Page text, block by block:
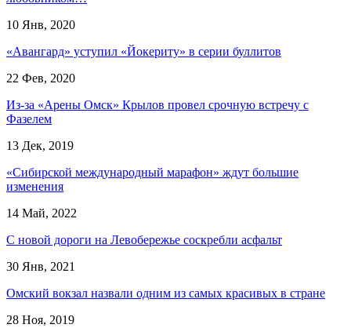
10 Янв, 2020
«Авангард» уступил «Йокериту» в серии буллитов
22 Фев, 2020
Из-за «Арены Омск» Крылов провел срочную встречу с
Фазелем
13 Дек, 2019
«Сибирской международный марафон» ждут большие
изменения
14 Май, 2022
С новой дороги на Левобережье соскребли асфальт
30 Янв, 2021
Омский вокзал назвали одним из самых красивых в стране
28 Ноя, 2019